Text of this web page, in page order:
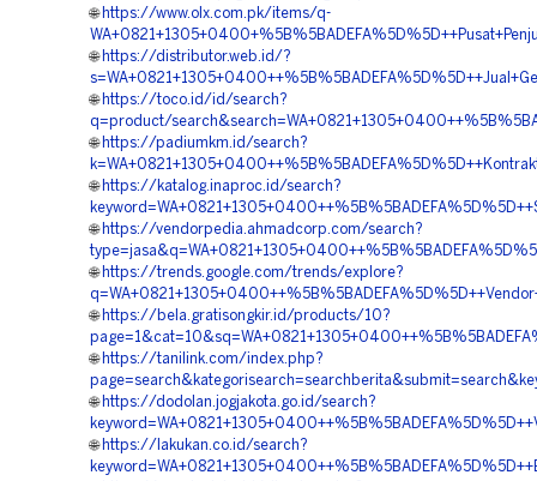
🌐 https://www.olx.com.pk/items/q-
🌐 https://distributor.web.id/?
🌐 https://toco.id/id/search?
q=product/
🌐 https://padiumkm.id/search?
🌐 https://katalog.inaproc.id/search?
🌐 https://vendorpedia.ahmadcorp.com/search?
🌐 https://trends.google.com/trends/explore?
🌐 https://bela.gratisongkir.id/products/10?
🌐 https://tanilink.com/index.php?
🌐 https://dodolan.jogjakota.go.id/search?
🌐 https://lakukan.co.id/search?